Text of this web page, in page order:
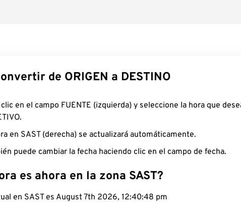
de ORIGEN a DESTINO
clic en el campo FUENTE (izquierda) y seleccione la hora que
en SAST (derecha) se actualizará automáticamente.
puede cambiar la fecha haciendo clic en el campo de fecha.
es ahora en la zona SAST?
en SAST es August 7th 2026, 12:40:49 pm